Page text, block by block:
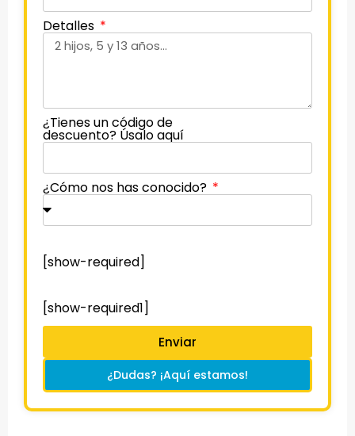
Detalles
¿Tienes un código de
descuento? Úsalo aquí
¿Cómo nos has conocido?
[show-required]
[show-required1]
Enviar
¿Dudas? ¡Aquí estamos!